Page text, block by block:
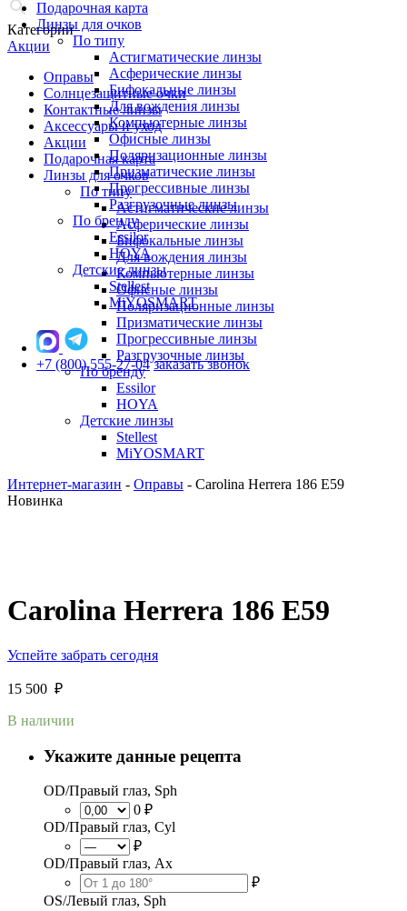
Категории
Акции
Оправы
Солнцезащитные очки
Контактные линзы
Аксессуары и уход
Акции
Подарочная карта
Линзы для очков
По типу
Астигматические линзы
Асферические линзы
Бифокальные линзы
Для вождения линзы
Компьютерные линзы
Офисные линзы
Поляризационные линзы
Призматические линзы
Прогрессивные линзы
Разгрузочные линзы
По бренду
Essilor
HOYA
Детские линзы
Stellest
MiYOSMART
Подарочная карта
Линзы для очков
По типу
Астигматические линзы
Асферические линзы
Бифокальные линзы
Для вождения линзы
Компьютерные линзы
Офисные линзы
Поляризационные линзы
Призматические линзы
Прогрессивные линзы
Разгрузочные линзы
По бренду
Essilor
HOYA
Детские линзы
Stellest
MiYOSMART
+7 (800) 555-27-04 заказать звонок
Интернет-магазин - Оправы - Carolina Herrera 186 E59
Новинка
Carolina Herrera 186 E59
Успейте забрать сегодня
15 500 ₽
В наличии
Укажите данные рецепта
OD/Правый глаз, Sph
0 ₽
OD/Правый глаз, Cyl
₽
OD/Правый глаз, Ax
₽
OS/Левый глаз, Sph